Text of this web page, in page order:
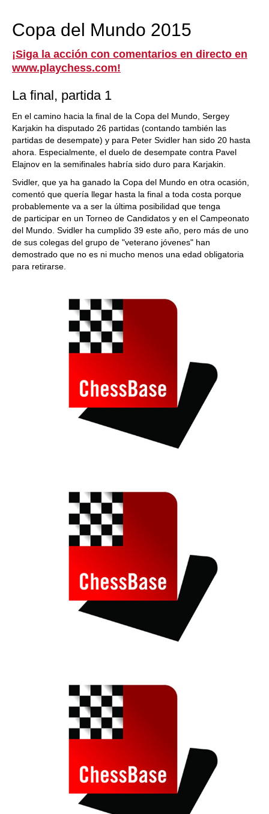
Copa del Mundo 2015
¡Siga la acción con comentarios en directo en
www.playchess.com!
La final, partida 1
En el camino hacia la final de la Copa del Mundo, Sergey
Karjakin ha disputado 26 partidas (contando también las
partidas de desempate) y para Peter Svidler han sido 20 hasta
ahora. Especialmente, el duelo de desempate contra Pavel
Elajnov en la semifinales habría sido duro para Karjakin.
Svidler, que ya ha ganado la Copa del Mundo en otra ocasión,
comentó que quería llegar hasta la final a toda costa porque
probablemente va a ser la última posibilidad que tenga
de participar en un Torneo de Candidatos y en el Campeonato
del Mundo. Svidler ha cumplido 39 este año, pero más de uno
de sus colegas del grupo de "veterano jóvenes" han
demostrado que no es ni mucho menos una edad obligatoria
para retirarse.